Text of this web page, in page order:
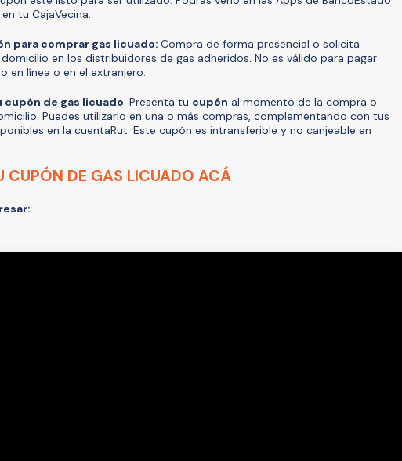
tu CajaVecina.
para comprar gas licuado: Compra de forma presencial o solicita
en los distribuidores de gas adheridos. No es válido para pagar
en línea o en el extranjero.
cupón de gas licuado: Presenta tu cupón al momento de la compra o
Puedes utilizarlo en una o más compras, complementando con tus
en la cuentaRut. Este cupón es intransferible y no canjeable en
CUPÓN DE GAS LICUADO ACÁ